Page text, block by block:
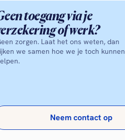
toegang via je
of werk?
zorgen. Laat het ons weten, dan
we samen hoe we je toch kunnen
Neem contact op